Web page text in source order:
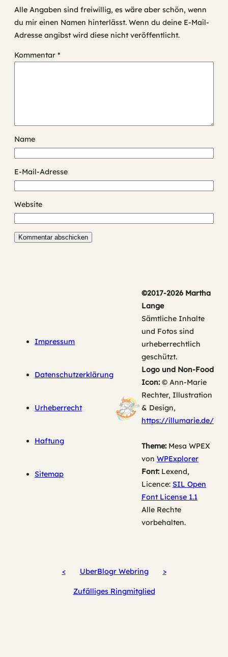
Alle Angaben sind freiwillig, es wäre aber schön, wenn
du mir einen Namen hinterlässt. Wenn du deine E-Mail-
Adresse angibst wird diese nicht veröffentlicht.
Kommentar *
Name
E-Mail-Adresse
Website
Impressum
Datenschutzerklärung
Urheberrecht
Haftung
Sitemap
©2017-2026 Martha
Lange
Sämtliche Inhalte
und Fotos sind
urheberrechtlich
geschützt.
Logo und Non-Food
Icon:© Ann-Marie
Rechter, Illustration
& Design,
https://illumarie.de/
Theme:Mesa WPEX
von WPExplorer
Font:Lexend,
Licence: SIL Open
Font License 1.1
Alle Rechte
vorbehalten.
< UberBlogr Webring >
Zufälliges Ringmitglied